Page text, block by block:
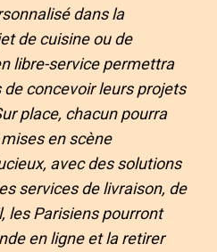
dans la
de cuisine ou de
libre-service permettra
concevoir leurs projets
place, chacun pourra
en scène
avec des solutions
services de livraison, de
les Parisiens pourront
en ligne et la retirer